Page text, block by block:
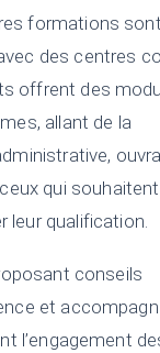
formations
des centres
offrent des
allant de la
qui
leur qualification.
conseils
et
l’engagement